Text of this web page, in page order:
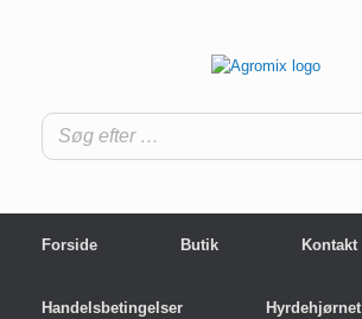
Forside Butik Kontakt
Handelsbetingelser Hyrdehjørnet